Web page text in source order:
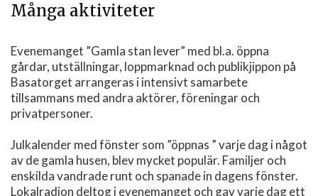
Många aktiviteter
Evenemanget ”Gamla stan lever” med bl.a. öppna
gårdar, utställningar, loppmarknad och publikjippon på
Basatorget arrangeras i intensivt samarbete
tillsammans med andra aktörer, föreningar och
privatpersoner.
Julkalender med fönster som ”öppnas ” varje dag i något
av de gamla husen, blev mycket populär. Familjer och
enskilda vandrade runt och spanade in dagens fönster.
Lokalradion deltog i evenemanget och gav varje dag ett